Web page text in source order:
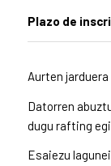
Plazo de
Aurten
Datorren
dugu rafting
Esaiezu